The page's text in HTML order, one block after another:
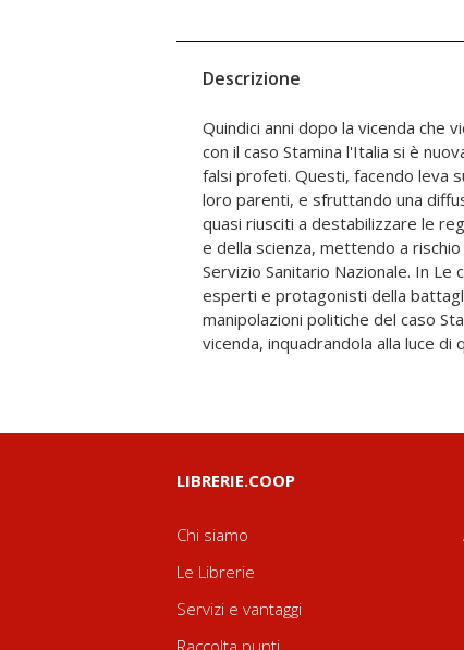
Descrizione
Quindici anni dopo la vicenda che
con il caso Stamina l'Italia si è
falsi profeti. Questi, facendo leva
loro parenti, e sfruttando una
quasi riusciti a destabilizzare le
e della scienza, mettendo a
Servizio Sanitario Nazionale. In Le
esperti e protagonisti della
manipolazioni politiche del caso
vicenda, inquadrandola alla luce
dove ricerca e
approfondire le conoscenze sulle
Paolo Bianco, Mauro Capocci,
Rossella Costa, Pino Donghi,
Graziella Pellegrini. Perché le
nuovo santo Graal della medicina?
nel caso Stamina? Chi sono Davide
come mai dietro di loro si
LIBRERIE.COOP
Chi siamo
Le Librerie
Servizi e vantaggi
Raccolta punti